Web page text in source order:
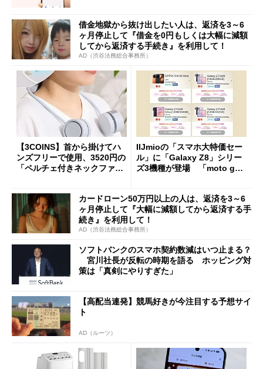
借金地獄から抜け出したい人は、返済を3～6
ヶ月停止して『借金を0円もしくは大幅に減額
してから返済する手続き』を利用して！
AD（渋谷法務総合事務所）
【3COINS】首から掛けてハ
ンズフリーで使用、3520円の
「ペルチェ付きネックファ
IIJmioの「スマホ大特価セー
ル」に「Galaxy Z8」シリー
ズ3機種が登場 「moto g37
カードローン50万円以上の人は、返済を3～6
ヶ月停止して『大幅に減額してから返済する手
続き』を利用して！
AD（渋谷法務総合事務所）
ソフトバンクのスマホ契約数減はいつ止まる？
宮川社長が反転の時期を語る ホッピング対
策は「真剣にやりすぎた」
【高配当連発】競馬好きが今注目する予想サイ
ト
AD（ルーツ）